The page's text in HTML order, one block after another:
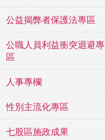
公益揭弊者保護法專區
公職人員利益衝突迴避專
區
人事專欄
性別主流化專區
七股區施政成果